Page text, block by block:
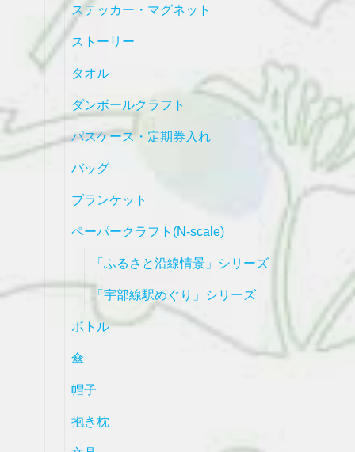
ステッカー・マグネット
ストーリー
タオル
ダンボールクラフト
パスケース・定期券入れ
バッグ
ブランケット
ペーパークラフト(N-scale)
「ふるさと沿線情景」シリーズ
「宇部線駅めぐり」シリーズ
ボトル
傘
帽子
抱き枕